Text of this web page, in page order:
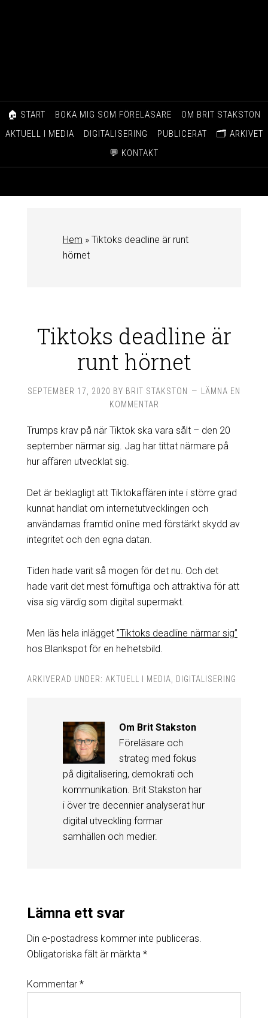
🏠 START BOKA MIG SOM FÖRELÄSARE
OM BRIT STAKSTON
AKTUELL I MEDIA
DIGITALISERING PUBLICERAT
🗂️ ARKIVET
💬 KONTAKT
Hem » Tiktoks deadline är runt
hörnet
Tiktoks deadline är
runt hörnet
SEPTEMBER 17, 2020 BY BRIT STAKSTON
LÄMNA EN
KOMMENTAR
Trumps krav på när Tiktok ska vara sålt – den 20
september närmar sig. Jag har tittat närmare på
hur affären utvecklat sig.
Det är beklagligt att Tiktokaffären inte i större grad
kunnat handlat om internetutvecklingen och
användarnas framtid online med förstärkt skydd av
integritet och den egna datan.
Tiden hade varit så mogen för det nu. Och det
hade varit det mest förnuftiga och attraktiva för att
visa sig värdig som digital supermakt.
Men läs hela inlägget ”Tiktoks deadline närmar sig”
hos Blankspot för en helhetsbild.
ARKIVERAD UNDER: AKTUELL I MEDIA DIGITALISERING
Om Brit Stakston
Föreläsare och
strateg med fokus
på digitalisering, demokrati och
kommunikation. Brit Stakston har
i över tre decennier analyserat hur
digital utveckling formar
samhällen och medier.
Lämna ett svar
Din e-postadress kommer inte publiceras.
Obligatoriska fält är märkta *
Kommentar *